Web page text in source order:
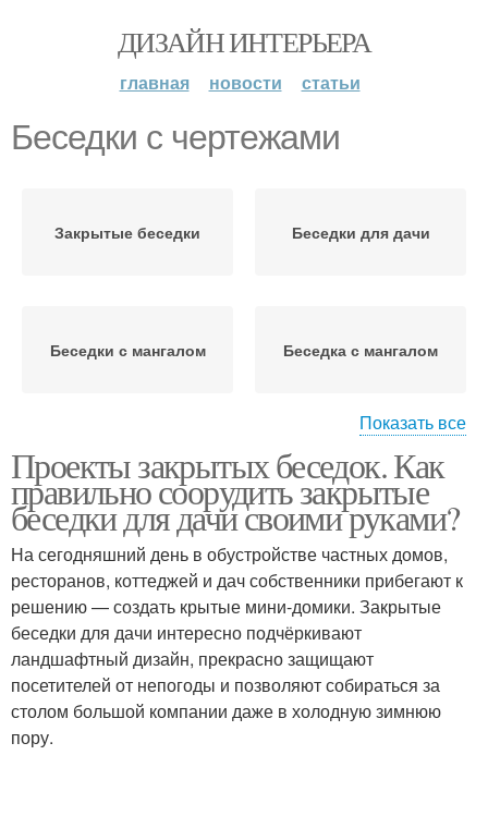
ДИЗАЙН ИНТЕРЬЕРА
главная новости статьи
Беседки с чертежами
Закрытые беседки Беседки для дачи
Беседки с мангалом Беседка с мангалом
Материалы для беседок Беседки из бруса
Беседки из дерева Деревянные беседки
Чертежи для
реализации
Готовая беседка
Показать все
Проекты закрытых беседок. Как
правильно соорудить закрытые
беседки для дачи своими руками?
На сегодняшний день в обустройстве частных домов,
ресторанов, коттеджей и дач собственники прибегают к
решению — создать крытые мини-домики. Закрытые
беседки для дачи интересно подчёркивают
ландшафтный дизайн, прекрасно защищают
посетителей от непогоды и позволяют собираться за
столом большой компании даже в холодную зимнюю
пору.